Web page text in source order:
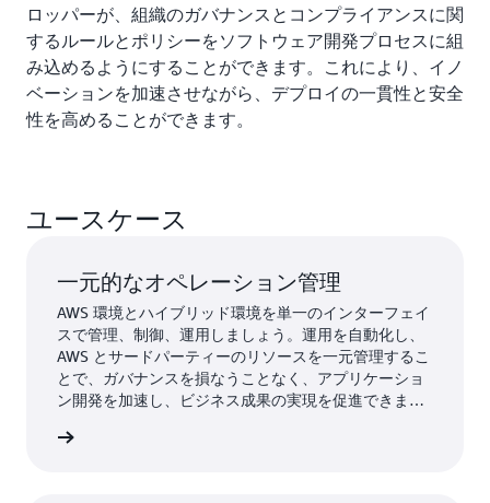
ロッパーが、組織のガバナンスとコンプライアンスに関
するルールとポリシーをソフトウェア開発プロセスに組
み込めるようにすることができます。これにより、イノ
ベーションを加速させながら、デプロイの一貫性と安全
性を高めることができます。
ユースケース
一元的なオペレーション管理
AWS 環境とハイブリッド環境を単一のインターフェイ
スで管理、制御、運用しましょう。運用を自動化し、
AWS とサードパーティーのリソースを一元管理するこ
とで、ガバナンスを損なうことなく、アプリケーショ
ン開発を加速し、ビジネス成果の実現を促進できま